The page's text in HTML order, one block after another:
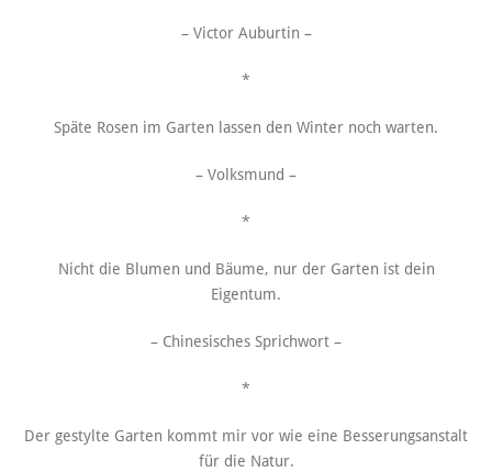
– Victor Auburtin –
*
Späte Rosen im Garten lassen den Winter noch warten.
– Volksmund –
*
Nicht die Blumen und Bäume, nur der Garten ist dein
Eigentum.
– Chinesisches Sprichwort –
*
Der gestylte Garten kommt mir vor wie eine Besserungsanstalt
für die Natur.